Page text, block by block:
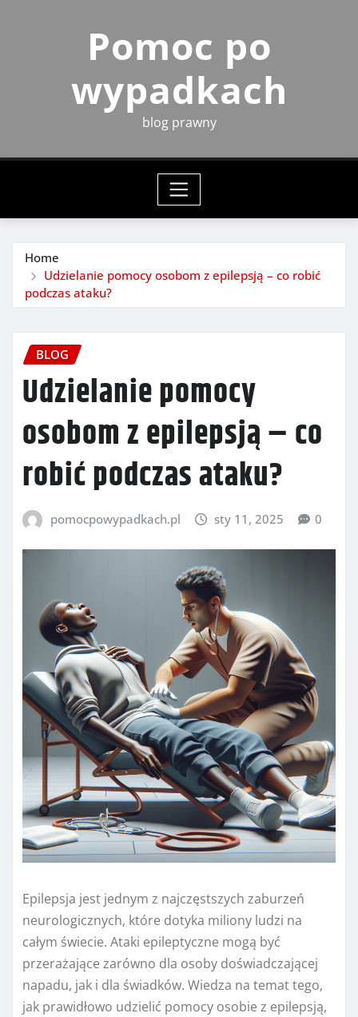
Pomoc po
wypadkach
blog prawny
Home
Udzielanie pomocy osobom z epilepsją – co robić
podczas ataku?
BLOG
Udzielanie pomocy
osobom z epilepsją – co
robić podczas ataku?
pomocpowypadkach.pl sty 11, 2025 0
Epilepsja jest jednym z najczęstszych zaburzeń
neurologicznych, które dotyka miliony ludzi na
całym świecie. Ataki epileptyczne mogą być
przerażające zarówno dla osoby doświadczającej
napadu, jak i dla świadków. Wiedza na temat tego,
jak prawidłowo udzielić pomocy osobie z epilepsją,